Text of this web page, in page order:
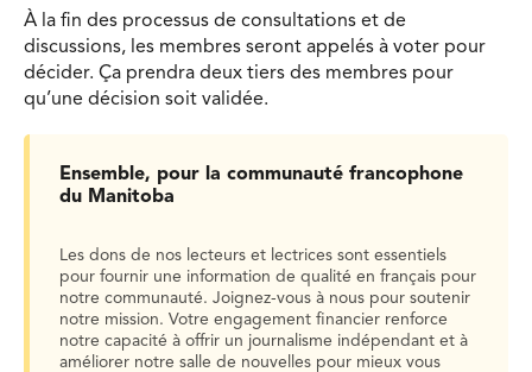
À la fin des processus de consultations et de
discussions, les membres seront appelés à voter pour
décider. Ça prendra deux tiers des membres pour
qu’une décision soit validée.
Ensemble, pour la communauté francophone
du Manitoba
Les dons de nos lecteurs et lectrices sont essentiels
pour fournir une information de qualité en français pour
notre communauté. Joignez-vous à nous pour soutenir
notre mission. Votre engagement financier renforce
notre capacité à offrir un journalisme indépendant et à
améliorer notre salle de nouvelles pour mieux vous